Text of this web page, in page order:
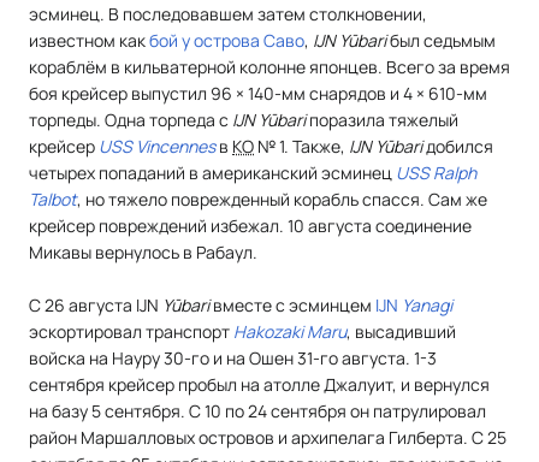
эсминец. В последовавшем затем столкновении,
известном какбой у острова Саво, IJN Yūbariбыл седьмым
кораблём в кильватерной колонне японцев. Всего за время
боя крейсер выпустил 96 × 140-мм снарядов и 4 × 610-мм
торпеды. Одна торпеда с IJN Yūbariпоразила тяжелый
крейсер USS Vincennesв КО № 1. Также, IJN Yūbariдобился
четырех попаданий в американский эсминец USS Ralph
Talbot, но тяжело поврежденный корабль спасся. Сам же
крейсер повреждений избежал. 10 августа соединение
Микавы вернулось в Рабаул.
С 26 августа IJN Yūbariвместе с эсминцем IJN Yanagi
эскортировал транспорт Hakozaki Maru, высадивший
войска на Науру 30-го и на Ошен 31-го августа. 1-3
сентября крейсер пробыл на атолле Джалуит, и вернулся
на базу 5 сентября. С 10 по 24 сентября он патрулировал
район Маршалловых островов и архипелага Гилберта. С 25